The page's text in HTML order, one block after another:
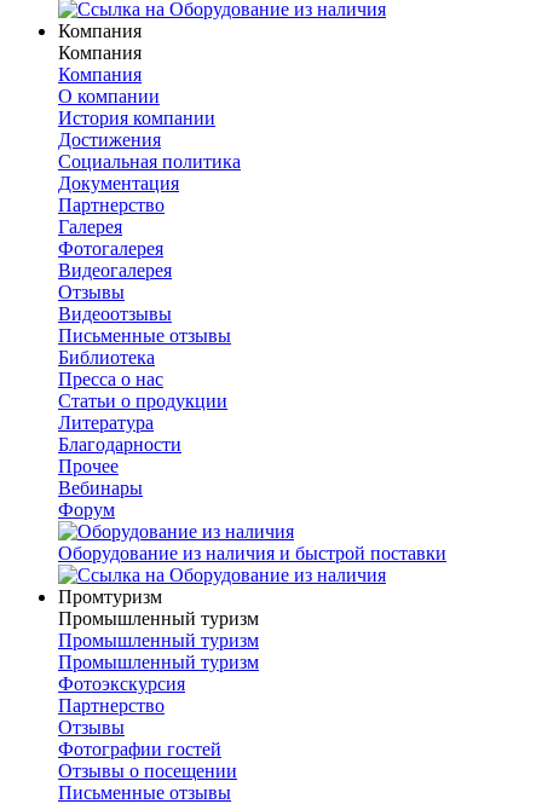
Компания
Компания
Компания
О компании
История компании
Достижения
Социальная политика
Документация
Партнерство
Галерея
Фотогалерея
Видеогалерея
Отзывы
Видеоотзывы
Письменные отзывы
Библиотека
Пресса о нас
Статьи о продукции
Литература
Благодарности
Прочее
Вебинары
Форум
Оборудование из наличия и быстрой поставки
Промтуризм
Промышленный туризм
Промышленный туризм
Промышленный туризм
Фотоэкскурсия
Партнерство
Отзывы
Фотографии гостей
Отзывы о посещении
Письменные отзывы